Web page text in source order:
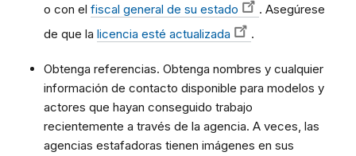
o con el fiscal general de su estado
. Asegúrese
de que la licencia esté actualizada .
Obtenga referencias. Obtenga nombres y cualquier
información de contacto disponible para modelos y
actores que hayan conseguido trabajo
recientemente a través de la agencia. A veces, las
agencias estafadoras tienen imágenes en sus